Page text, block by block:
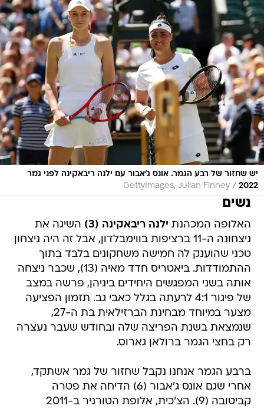
יש שחזור של רבע הגמר. אונס ג'אבור עם ילנה ריבאקינה לפני גמר
2022
/
GettyImages, Julian Finney
נשים
האלופה המכהנת ילנה ריבאקינה (3)
השיגה את
ניצחונה ה-11 ברציפות בווימבלדון, אבל זה היה ניצחון
טכני שהוענק לה חמישה משחקונים בלבד בתוך
ההתמודדות. ביאטריס חדד מאיה (13), שכבר ניצחה
אותה בשני המפגשים היחידים ביניהן, פרשה במצב
של פיגור 4:1 לרעתה בגלל כאבי גב. תזמון הפציעה
מצער במיוחד מבחינת הברזילאית בת ה-27,
שנמצאת בשנת הפריצה שלה ובחודש שעבר נעצרה
רק בחצי הגמר ברולאן גארוס.
ברבע הגמר אנחנו נקבל שחזור של גמר אשתקד,
אחרי שגם אונס ג'אבור (6) הדיחה את פטרה
קביטובה (9). הצ'כית, אלופת הטורניר ב-2011